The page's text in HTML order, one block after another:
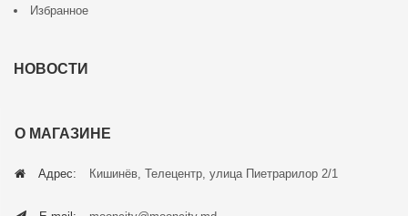
Избранное
НОВОСТИ
О МАГАЗИНЕ
Адрес: Кишинёв, Телецентр, улица Пиетрарилор 2/1